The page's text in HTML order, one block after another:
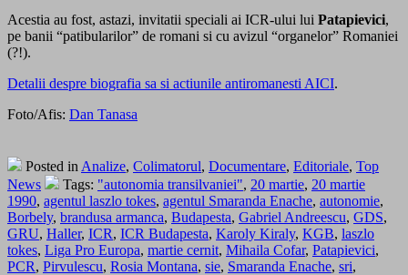
Acestia au fost, astazi, invitatii speciali ai ICR-ului lui Patapievici,
pe banii “patibularilor” de romani si cu avizul “organelor” Romaniei
(?!).
Detalii despre biografia sa si actiunile antiromanesti AICI.
Foto/Afis: Dan Tanasa
Posted in Analize, Colimatorul, Documentare, Editoriale, Top
News
Tags: "autonomia transilvaniei", 20 martie, 20 martie
1990, agentul laszlo tokes, agentul Smaranda Enache, autonomie,
Borbely, brandusa armanca, Budapesta, Gabriel Andreescu, GDS,
GRU, Haller, ICR, ICR Budapesta, Karoly Kiraly, KGB, laszlo
tokes, Liga Pro Europa, martie cernit, Mihaila Cofar, Patapievici,
PCR, Pirvulescu, Rosia Montana, sie, Smaranda Enache, sri,